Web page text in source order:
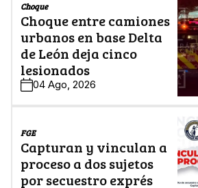
Choque
Choque entre camiones
urbanos en base Delta
de León deja cinco
lesionados
04 Ago, 2026
FGE
Capturan y vinculan a
proceso a dos sujetos
por secuestro exprés